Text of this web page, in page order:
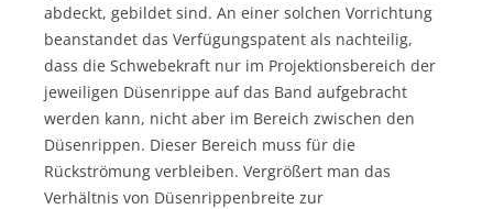
abdeckt, gebildet sind. An einer solchen Vorrichtung
beanstandet das Verfügungspatent als nachteilig,
dass die Schwebekraft nur im Projektionsbereich der
jeweiligen Düsenrippe auf das Band aufgebracht
werden kann, nicht aber im Bereich zwischen den
Düsenrippen. Dieser Bereich muss für die
Rückströmung verbleiben. Vergrößert man das
Verhältnis von Düsenrippenbreite zur